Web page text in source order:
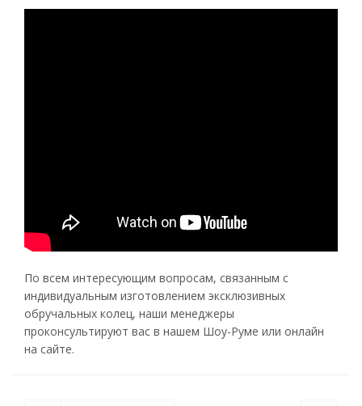
По всем интересующим вопросам, связанным с
индивидуальным изготовлением эксклюзивных
обручальных колец, наши менеджеры
проконсультируют вас в нашем Шоу-Руме или онлайн
на сайте.